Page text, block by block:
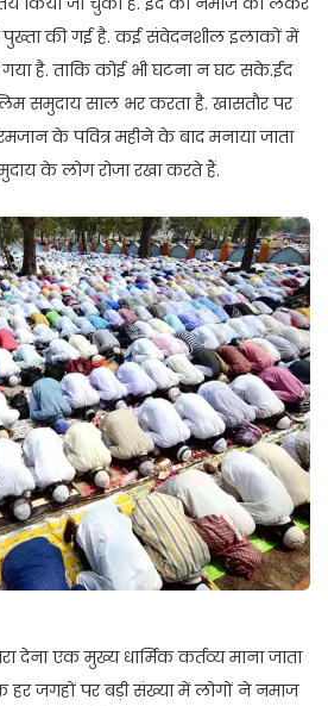
पुख्ता की गई है. कई संवेदनशील इलाकों में
गया है. ताकि कोई भी घटना न घट सके.ईद
समुदाय साल भर करता है. खासतौर पर
के पवित्र महीने के बाद मनाया जाता
के लोग रोजा रखा करते हैं.
देना एक मुख्य धार्मिक कर्तव्य माना जाता
जगहों पर बड़ी संख्या में लोगों ने नमाज